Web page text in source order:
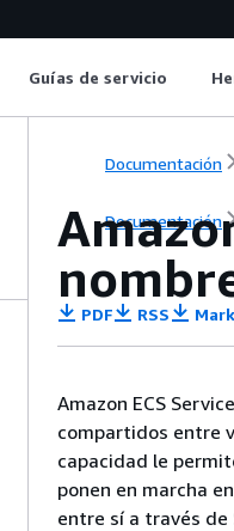
Guías de servicio
Documentación
Documentación
PDF RSS
Amazon ECS
compartidos entre
capacidad le
ponen en marcha
entre sí a través de